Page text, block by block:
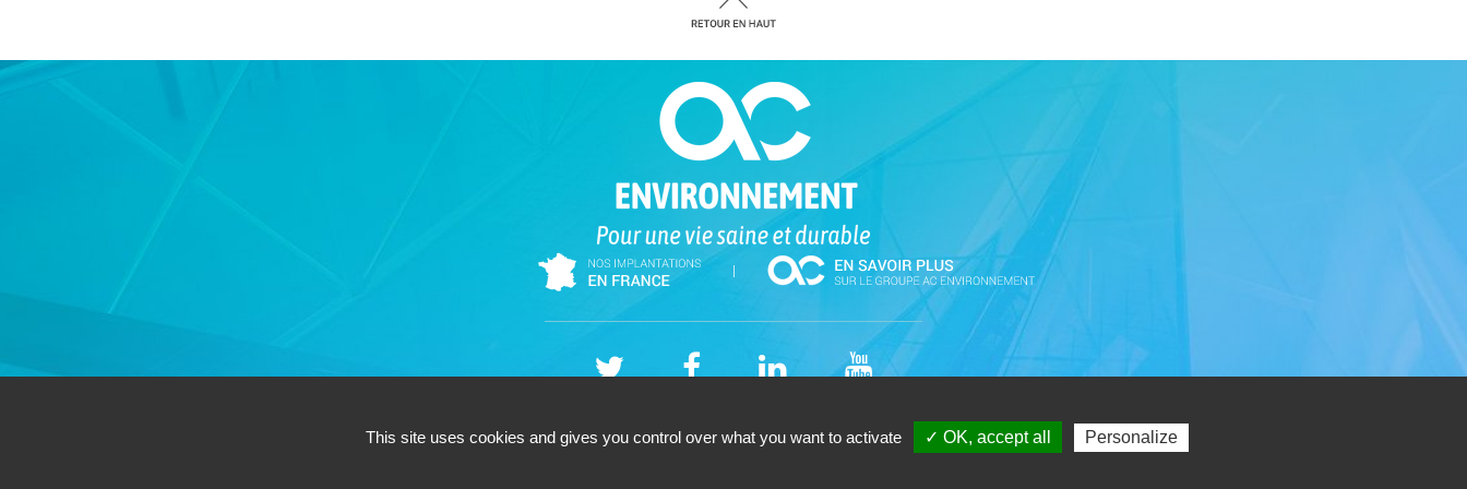
AC ENVIRONNEMENT (Bas-Rhin) - Cabinet -SAS - 26, avenue de l'Europe 67300 Schiltigheim
Tél. 03-88-81-30-42 - Votre cabinet de diagnostic immobilier à Strasbourg
This site uses cookies and gives you control over what you want to activate ✓ OK, accept all Personalize